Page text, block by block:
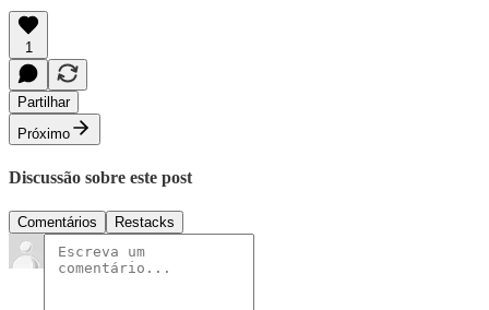
1
Partilhar
Próximo
Discussão sobre este post
Comentários Restacks